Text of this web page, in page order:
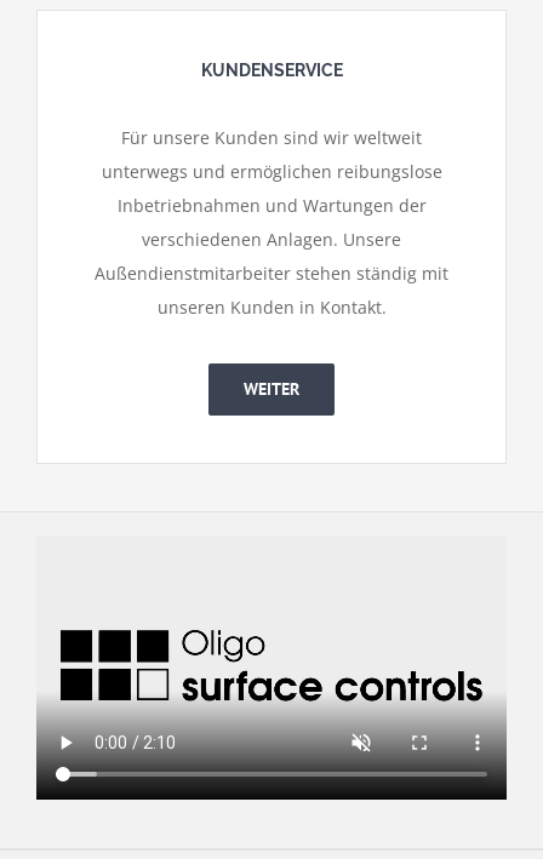
KUNDENSERVICE
Für unsere Kunden sind wir weltweit
unterwegs und ermöglichen reibungslose
Inbetriebnahmen und Wartungen der
verschiedenen Anlagen. Unsere
Außendienstmitarbeiter stehen ständig mit
unseren Kunden in Kontakt.
WEITER